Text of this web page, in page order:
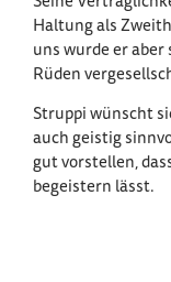
Haltung als
uns wurde er
Rüden
Struppi wünscht
auch geistig
gut vorstellen,
begeistern lässt.